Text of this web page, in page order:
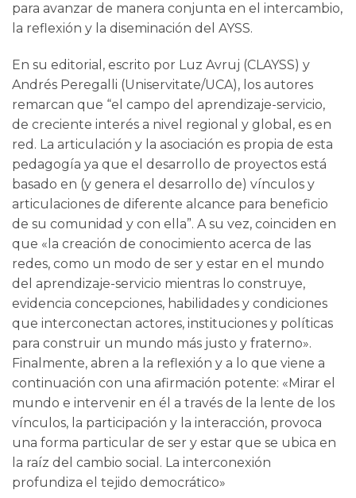
para avanzar de manera conjunta en el intercambio,
la reflexión y la diseminación del AYSS.
En su editorial, escrito por Luz Avruj (CLAYSS) y
Andrés Peregalli (Uniservitate/UCA), los autores
remarcan que “el campo del aprendizaje-servicio,
de creciente interés a nivel regional y global, es en
red. La articulación y la asociación es propia de esta
pedagogía ya que el desarrollo de proyectos está
basado en (y genera el desarrollo de) vínculos y
articulaciones de diferente alcance para beneficio
de su comunidad y con ella”. A su vez, coinciden en
que «la creación de conocimiento acerca de las
redes, como un modo de ser y estar en el mundo
del aprendizaje-servicio mientras lo construye,
evidencia concepciones, habilidades y condiciones
que interconectan actores, instituciones y políticas
para construir un mundo más justo y fraterno».
Finalmente, abren a la reflexión y a lo que viene a
continuación con una afirmación potente: «Mirar el
mundo e intervenir en él a través de la lente de los
vínculos, la participación y la interacción, provoca
una forma particular de ser y estar que se ubica en
la raíz del cambio social. La interconexión
profundiza el tejido democrático»